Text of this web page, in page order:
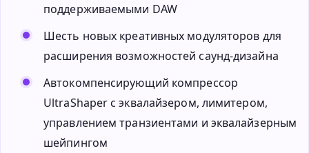
поддерживаемыми DAW
Шесть новых креативных модуляторов для
расширения возможностей саунд-дизайна
Автокомпенсирующий компрессор
UltraShaper с эквалайзером, лимитером,
управлением транзиентами и эквалайзерным
шейпингом